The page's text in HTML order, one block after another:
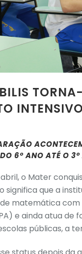
6º ANO ATÉ O
o Mater
significa que a
matemática
e ainda atua
públicas, a